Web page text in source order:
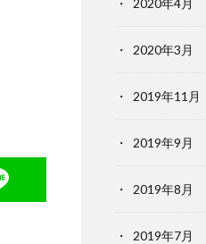
2020年4月
2020年3月
2019年11月
2019年9月
2019年8月
2019年7月